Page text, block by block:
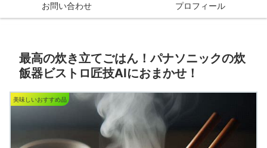
お問い合わせ プロフィール
最高の炊き立てごはん！パナソニックの炊
飯器ビストロ匠技AIにおまかせ！
美味しいおすすめ品